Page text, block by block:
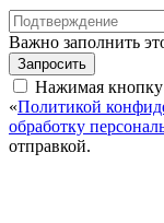
Важно заполнить
Запросить
Нажимая кнопку
«Политикой
обработку
отправкой.